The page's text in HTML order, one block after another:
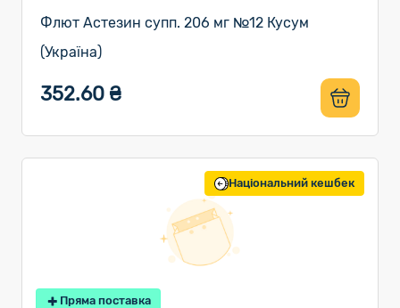
Флют Астезин супп. 206 мг №12 Кусум
(Україна)
352.60 ₴
Національний кешбек
Пряма поставка